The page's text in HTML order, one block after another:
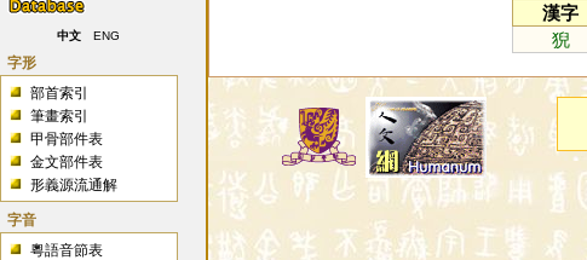
中文 ENG
字形
部首索引
筆畫索引
甲骨部件表
金文部件表
形義源流通解
字音
粵語音節表
漢字
猊